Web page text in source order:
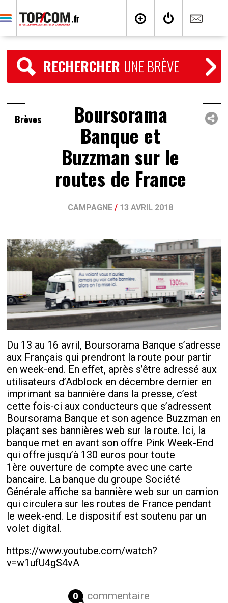
RECHERCHER UNE BRÈVE
Brèves Boursorama
Banque et
Buzzman sur le
routes de France
CAMPAGNE / 13 AVRIL 2018
Du 13 au 16 avril, Boursorama Banque s’adresse
aux Français qui prendront la route pour partir
en week-end. En effet, après s’être adressé aux
utilisateurs d’Adblock en décembre dernier en
imprimant sa bannière dans la presse, c’est
cette fois-ci aux conducteurs que s’adressent
Boursorama Banque et son agence Buzzman en
plaçant ses bannières web sur la route. Ici, la
banque met en avant son offre Pink Week-End
qui offre jusqu’à 130 euros pour toute
1ère ouverture de compte avec une carte
bancaire. La banque du groupe Société
Générale affiche sa bannière web sur un camion
qui circulera sur les routes de France pendant
le week-end. Le dispositif est soutenu par un
volet digital.
https://www.youtube.com/watch?
v=w1ufU4gS4vA
0 commentaire